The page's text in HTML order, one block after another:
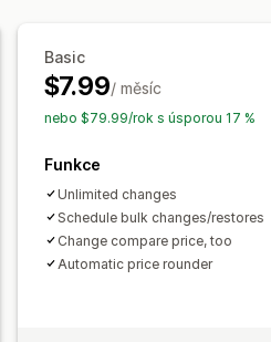
Basic
$7.99/ měsíc
nebo $79.99/rok s úsporou 17 %
Funkce
Unlimited changes
Schedule bulk changes/restores
Change compare price, too
Automatic price rounder